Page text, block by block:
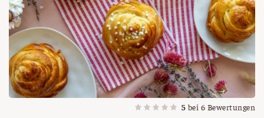
5 bei 6 Bewertungen